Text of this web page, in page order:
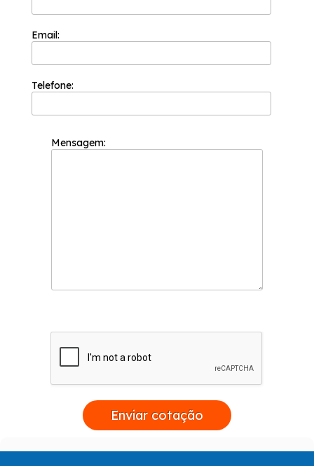
Email:
Telefone:
Mensagem:
Enviar cotação